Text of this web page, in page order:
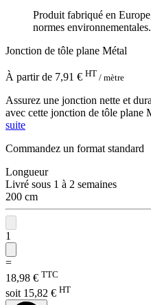
Produit fabriqué en
normes environnementales.
Jonction de tôle plane Métal
À partir de 7,91 € HT / mètre
Assurez une jonction nette et
avec cette jonction de tôle plane
suite
Commandez un format standard
Longueur
Livré sous 1 à 2 semaines
200 cm
1
=
18,98 € TTC
soit 15,82 € HT